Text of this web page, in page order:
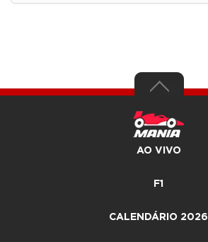
AO VIVO
F1
CALENDÁRIO 2026